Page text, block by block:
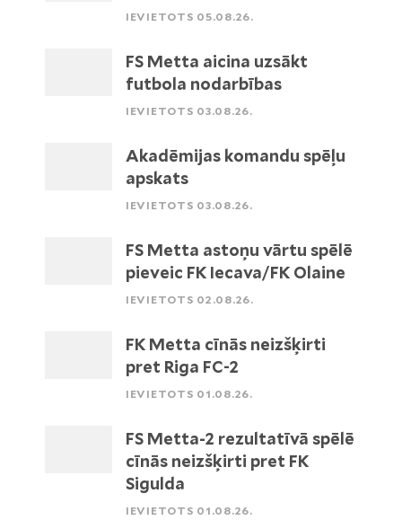
IEVIETOTS 05.08.26.
FS Metta aicina uzsākt
futbola nodarbības
IEVIETOTS 03.08.26.
Akadēmijas komandu spēļu
apskats
IEVIETOTS 03.08.26.
FS Metta astoņu vārtu spēlē
pieveic FK Iecava/FK Olaine
IEVIETOTS 02.08.26.
FK Metta cīnās neizšķirti
pret Riga FC-2
IEVIETOTS 01.08.26.
FS Metta-2 rezultatīvā spēlē
cīnās neizšķirti pret FK
Sigulda
IEVIETOTS 01.08.26.